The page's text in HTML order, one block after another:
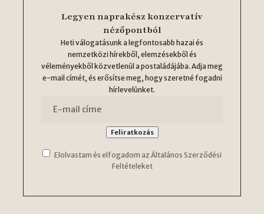
Legyen naprakész konzervatív
nézőpontból
Heti válogatásunk a legfontosabb hazai és
nemzetközi hírekből, elemzésekből és
véleményekből közvetlenül a postaládájába. Adja meg
e-mail címét, és erősítse meg, hogy szeretné fogadni
hírlevelünket.
Elolvastam és elfogadom az Általános Szerződési
Feltételeket